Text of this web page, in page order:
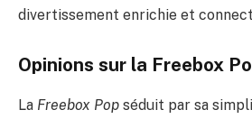
divertissement enrichie et
Opinions sur la Freebox
La Freebox Pop séduit par sa